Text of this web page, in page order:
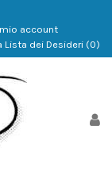
account
Lista dei Desideri (0)